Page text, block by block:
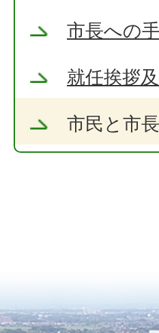
市長への
就任挨拶
市民と市